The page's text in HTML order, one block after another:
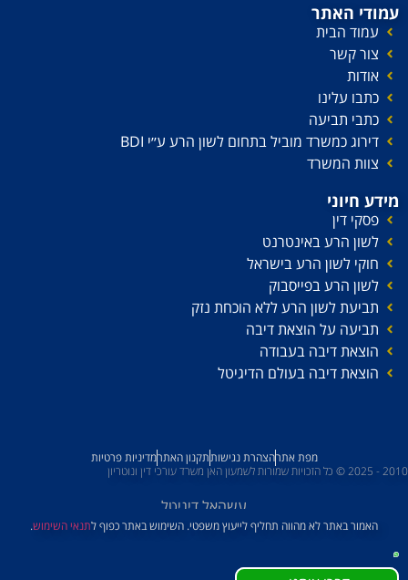
עמודי האתר
עמוד הבית
צור קשר
אודות
כתבו עלינו
כתבי תביעה
דירוג כמשרד מוביל בתחום לשון הרע ע׳׳י BDI
צוות המשרד
מידע חיוני
פסקי דין
לשון הרע באינטרנט
חוקי לשון הרע בישראל
לשון הרע בפייסבוק
תביעת לשון הרע ללא הוכחת נזק
תביעה על הוצאת דיבה
הוצאת דיבה בעבודה
הוצאת דיבה בעולם הדיגיטל
מפת אתרהצהרת נגישותתקנון האתרמדיניות פרטיות
2010 - 2025 © כל הזכויות שמורות לשמעון האן משרד עורכי דין ונוטריון
עשהאל דיגיטל
האמור באתר לא מהווה תחליף לייעוץ משפטי. השימוש באתר כפוף לתנאי השימוש.